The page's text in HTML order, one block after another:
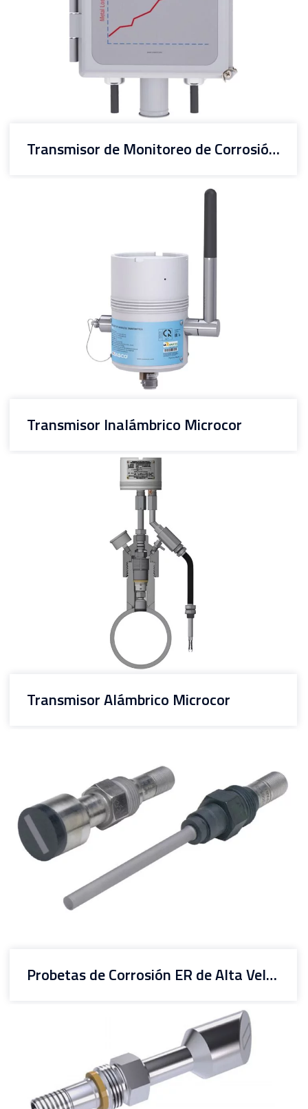
Transmisor de Monitoreo de Corrosión ER ER-420
Transmisor Inalámbrico Microcor
Transmisor Alámbrico Microcor
Probetas de Corrosión ER de Alta Velocidad Microcor